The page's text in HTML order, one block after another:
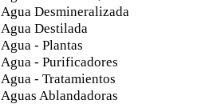
Agua Desmineralizada
Agua Destilada
Agua - Plantas
Agua - Purificadores
Agua - Tratamientos
Aguas Ablandadoras